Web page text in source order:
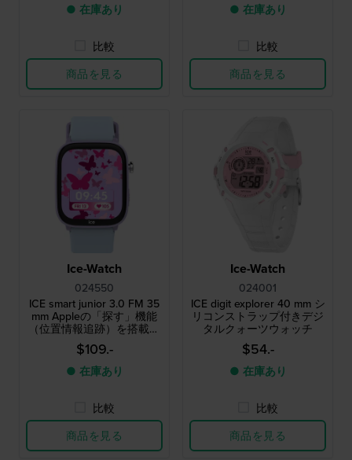
● 在庫あり
比較
商品を見る
● 在庫あり
比較
商品を見る
Ice-Watch
024550
ICE smart junior 3.0 FM 35
mm Appleの「探す」機能
（位置情報追跡）を搭載し
たキッズ向けスマートウォ
ッチ
$109.-
● 在庫あり
比較
商品を見る
Ice-Watch
024001
ICE digit explorer 40 mm シ
リコンストラップ付きデジ
タルクォーツウォッチ
$54.-
● 在庫あり
比較
商品を見る